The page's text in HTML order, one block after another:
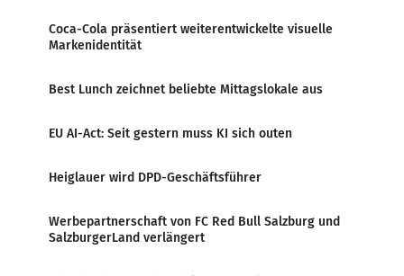
Coca-Cola präsentiert weiterentwickelte visuelle
Markenidentität
Best Lunch zeichnet beliebte Mittagslokale aus
EU AI-Act: Seit gestern muss KI sich outen
Heiglauer wird DPD-Geschäftsführer
Werbepartnerschaft von FC Red Bull Salzburg und
SalzburgerLand verlängert